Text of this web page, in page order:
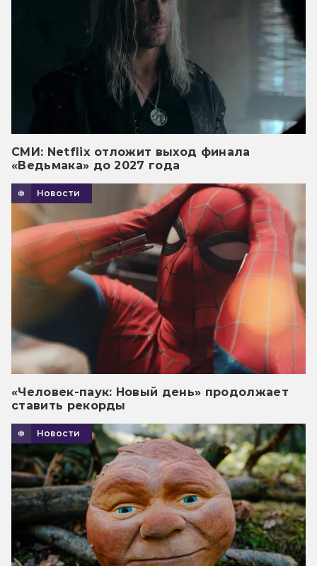
СМИ: Netflix отложит выход финала
«Ведьмака» до 2027 года
Новости
«Человек-паук: Новый день» продолжает
ставить рекорды
Новости